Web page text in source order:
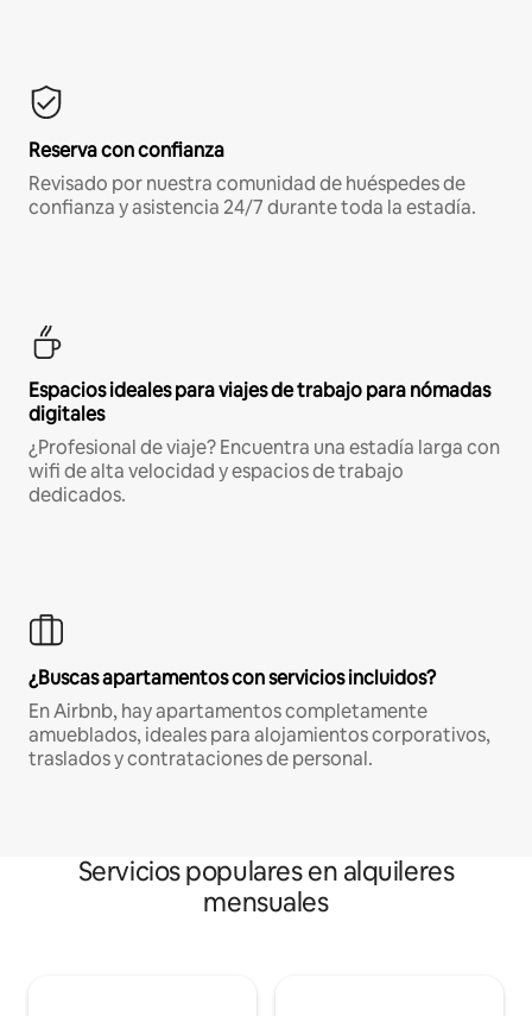
Reserva con confianza
Revisado por nuestra comunidad de huéspedes de
confianza y asistencia 24/7 durante toda la estadía.
Espacios ideales para viajes de trabajo para nómadas
digitales
¿Profesional de viaje? Encuentra una estadía larga con
wifi de alta velocidad y espacios de trabajo
dedicados.
¿Buscas apartamentos con servicios incluidos?
En Airbnb, hay apartamentos completamente
amueblados, ideales para alojamientos corporativos,
traslados y contrataciones de personal.
Servicios populares en alquileres
mensuales